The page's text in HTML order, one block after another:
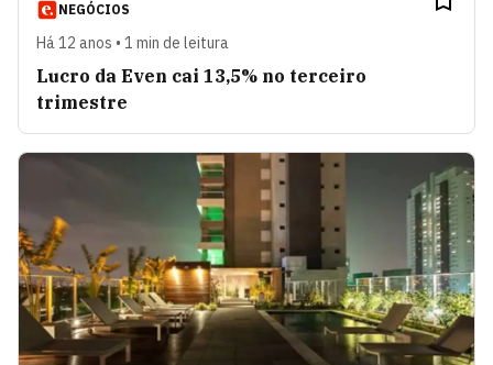
NEGÓCIOS
Há 12 anos • 1 min de leitura
Lucro da Even cai 13,5% no terceiro
trimestre